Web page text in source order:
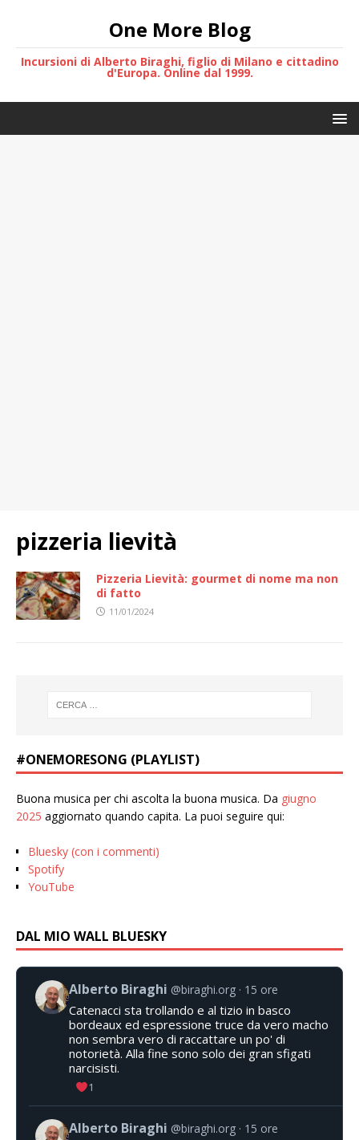
One More Blog
Incursioni di Alberto Biraghi, figlio di Milano e cittadino
d'Europa. Online dal 1999.
pizzeria lievità
Pizzeria Lievità: gourmet di nome ma non
di fatto
11/01/2024
#ONEMORESONG (PLAYLIST)
Buona musica per chi ascolta la buona musica. Da giugno
2025 aggiornato quando capita. La puoi seguire qui:
Bluesky (con i commenti)
Spotify
YouTube
DAL MIO WALL BLUESKY
Alberto Biraghi @biraghi.org 15 ore
Catenacci sta trollando e al tizio in basco
bordeaux ed espressione truce da vero macho
non sembra vero di raccattare un po' di
notorietà. Alla fine sono solo dei gran sfigati
narcisisti.
1
Alberto Biraghi @biraghi.org 15 ore